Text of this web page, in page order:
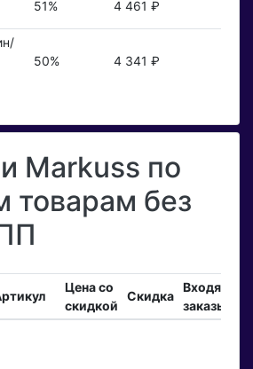
51% 4 461 ₽
50% 4 341 ₽
Markuss по
товарам без
Цена со
скидкой
Скидка
Входящие
заказы